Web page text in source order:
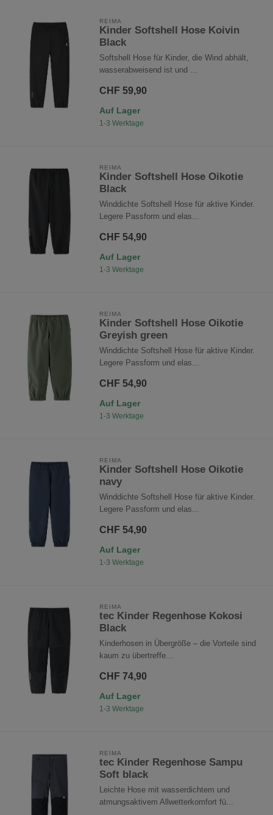
REIMA
Kinder Softshell Hose Koivin
Black
Softshell Hose für Kinder, die Wind abhält,
wasserabweisend ist und ...
CHF 59,90
Auf Lager
1-3 Werktage
REIMA
Kinder Softshell Hose Oikotie
Black
Winddichte Softshell Hose für aktive Kinder.
Legere Passform und elas...
CHF 54,90
Auf Lager
1-3 Werktage
REIMA
Kinder Softshell Hose Oikotie
Greyish green
Winddichte Softshell Hose für aktive Kinder.
Legere Passform und elas...
CHF 54,90
Auf Lager
1-3 Werktage
REIMA
Kinder Softshell Hose Oikotie
navy
Winddichte Softshell Hose für aktive Kinder.
Legere Passform und elas...
CHF 54,90
Auf Lager
1-3 Werktage
REIMA
tec Kinder Regenhose Kokosi
Black
Kinderhosen in Übergröße – die Vorteile sind
kaum zu übertreffe...
CHF 74,90
Auf Lager
1-3 Werktage
REIMA
tec Kinder Regenhose Sampu
Soft black
Leichte Hose mit wasserdichtem und
atmungsaktivem Allwetterkomfort fü...